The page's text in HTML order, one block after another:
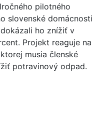
pilotného
slovenské domácnosti
ho znížiť v
Projekt reaguje na
musia členské
potravinový odpad.